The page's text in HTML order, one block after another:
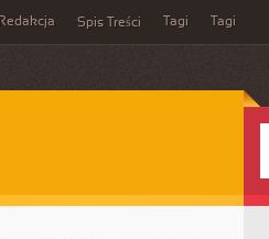
Redakcja Spis Treści Tagi Tagi